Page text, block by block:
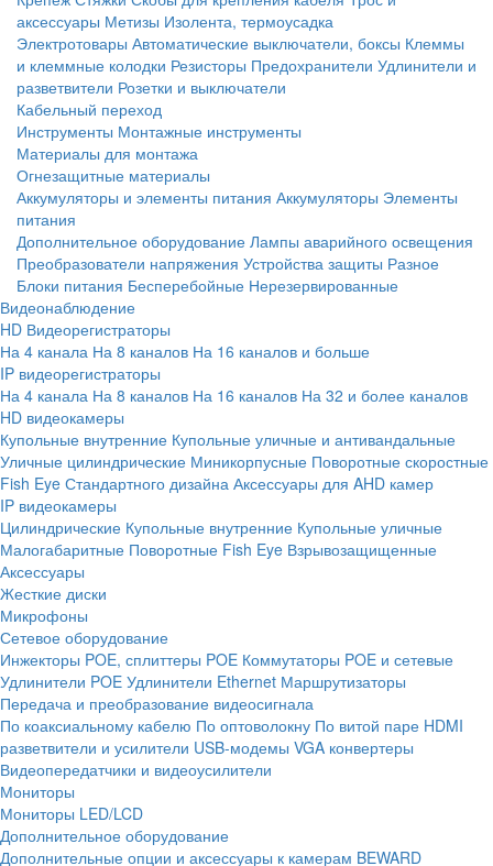
аксессуары Метизы Изолента, термоусадка
Электротовары Автоматические выключатели, боксы Клеммы
и клеммные колодки Резисторы Предохранители Удлинители и
разветвители Розетки и выключатели
Кабельный переход
Инструменты Монтажные инструменты
Материалы для монтажа
Огнезащитные материалы
Аккумуляторы и элементы питания Аккумуляторы Элементы
питания
Дополнительное оборудование Лампы аварийного освещения
Преобразователи напряжения Устройства защиты Разное
Блоки питания Бесперебойные Нерезервированные
Видеонаблюдение
HD Видеорегистраторы
На 4 канала На 8 каналов На 16 каналов и больше
IP видеорегистраторы
На 4 канала На 8 каналов На 16 каналов На 32 и более каналов
HD видеокамеры
Купольные внутренние Купольные уличные и антивандальные
Уличные цилиндрические Миникорпусные Поворотные скоростные
Fish Eye Стандартного дизайна Аксессуары для AHD камер
IP видеокамеры
Цилиндрические Купольные внутренние Купольные уличные
Малогабаритные Поворотные Fish Eye Взрывозащищенные
Аксессуары
Жесткие диски
Микрофоны
Сетевое оборудование
Инжекторы POE, сплиттеры POE Коммутаторы POE и сетевые
Удлинители POE Удлинители Ethernet Маршрутизаторы
Передача и преобразование видеосигнала
По коаксиальному кабелю По оптоволокну По витой паре HDMI
разветвители и усилители USB-модемы VGA конвертеры
Видеопередатчики и видеоусилители
Мониторы
Мониторы LED/LCD
Дополнительное оборудование
Дополнительные опции и аксессуары к камерам BEWARD